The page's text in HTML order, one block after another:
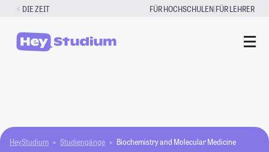
Zum
springen
DIE ZEIT FÜR HOCHSCHULEN|FÜR LEHRER
HeyStudium Studiengänge Biochemistry and Molecular Medicine